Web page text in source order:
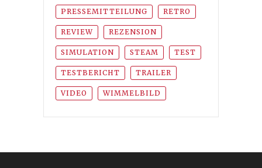
PRESSEMITTEILUNG RETRO
REVIEW REZENSION
SIMULATION STEAM TEST
TESTBERICHT TRAILER
VIDEO WIMMELBILD